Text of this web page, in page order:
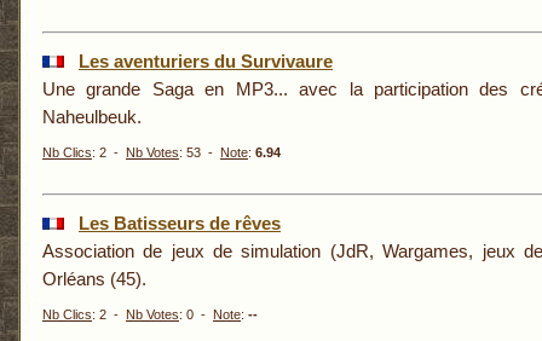
Les aventuriers du Survivaure
Une grande Saga en MP3... avec la participation des
Naheulbeuk.
Nb Clics: 2 - Nb Votes: 53 - Note: 6.94
Les Batisseurs de rêves
Association de jeux de simulation (JdR, Wargames, jeux
Orléans (45).
Nb Clics: 2 - Nb Votes: 0 - Note: --